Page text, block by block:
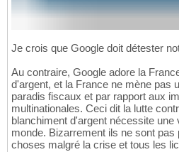
Je crois que Google doit détester
Au contraire, Google adore la
d'argent, et la France ne mène pas
paradis fiscaux et par rapport aux
multinationales. Ceci dit la lutte
blanchiment d'argent nécessite
monde. Bizarrement ils ne sont
choses malgré la crise et tous les